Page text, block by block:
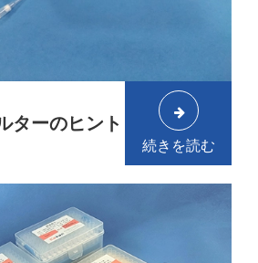
ターのヒント
続きを読む